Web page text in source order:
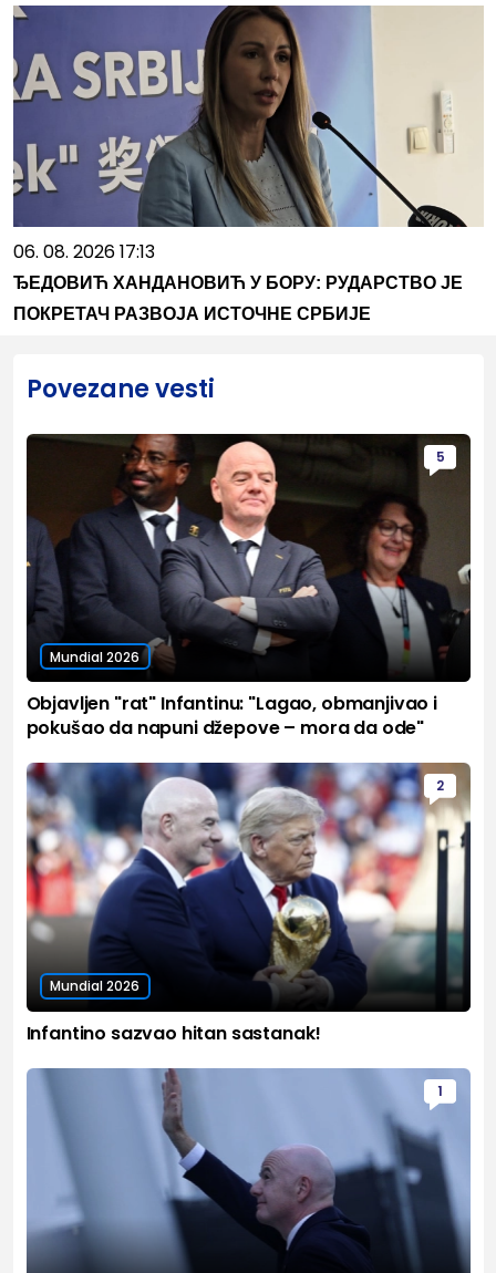
06. 08. 2026 17:13
ЂЕДОВИЋ ХАНДАНОВИЋ У БОРУ: РУДАРСТВО ЈЕ
ПОКРЕТАЧ РАЗВОЈА ИСТОЧНЕ СРБИЈЕ
Povezane vesti
5
Mundial 2026
Objavljen "rat" Infantinu: "Lagao, obmanjivao i
pokušao da napuni džepove – mora da ode"
2
Mundial 2026
Infantino sazvao hitan sastanak!
1